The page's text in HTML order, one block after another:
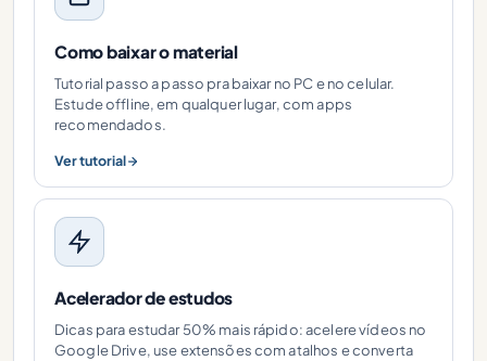
Como baixar o material
Tutorial passo a passo pra baixar no PC e no celular.
Estude offline, em qualquer lugar, com apps
recomendados.
Ver tutorial
Acelerador de estudos
Dicas para estudar 50% mais rápido: acelere vídeos no
Google Drive, use extensões com atalhos e converta